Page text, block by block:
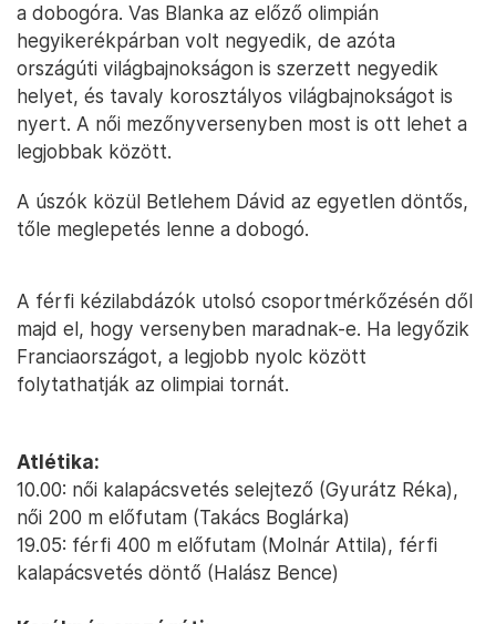
a dobogóra. Vas Blanka az előző olimpián
hegyikerékpárban volt negyedik, de azóta
országúti világbajnokságon is szerzett negyedik
helyet, és tavaly korosztályos világbajnokságot is
nyert. A női mezőnyversenyben most is ott lehet a
legjobbak között.
A úszók közül Betlehem Dávid az egyetlen döntős,
tőle meglepetés lenne a dobogó.
A férfi kézilabdázók utolsó csoportmérkőzésén dől
majd el, hogy versenyben maradnak-e. Ha legyőzik
Franciaországot, a legjobb nyolc között
folytathatják az olimpiai tornát.
Atlétika:
10.00: női kalapácsvetés selejtező (Gyurátz Réka),
női 200 m előfutam (Takács Boglárka)
19.05: férfi 400 m előfutam (Molnár Attila), férfi
kalapácsvetés döntő (Halász Bence)